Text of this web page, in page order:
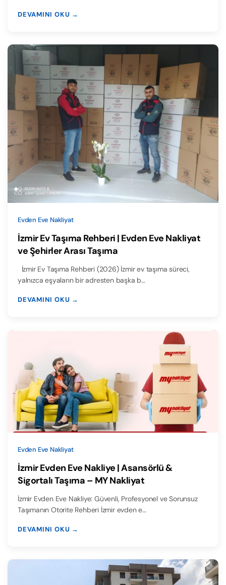
DEVAMINI OKU →
Evden Eve Nakliyat
İzmir Ev Taşıma Rehberi | Evden Eve Nakliyat
ve Şehirler Arası Taşıma
yalnızca eşyaların bir adresten başka b…
DEVAMINI OKU →
Evden Eve Nakliyat
İzmir Evden Eve Nakliye | Asansörlü &
Sigortalı Taşıma – MY Nakliyat
İzmir Evden Eve Nakliye: Güvenli, Profesyonel ve Sorunsuz
Taşımanın Otorite Rehberi İzmir evden e…
DEVAMINI OKU →